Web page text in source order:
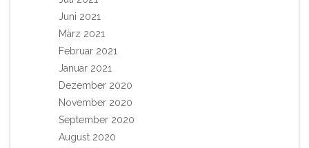
Juni 2021
März 2021
Februar 2021
Januar 2021
Dezember 2020
November 2020
September 2020
August 2020